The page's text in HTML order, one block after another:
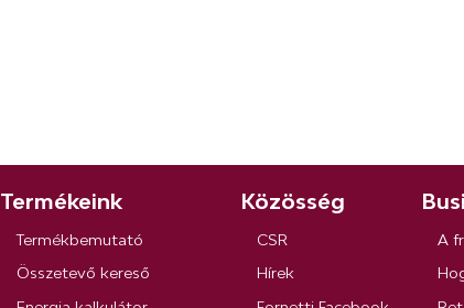
Termékeink
Termékbemutató
Összetevő kereső
Közösség
CSR
Hírek
A